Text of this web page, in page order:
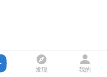
发现 我的